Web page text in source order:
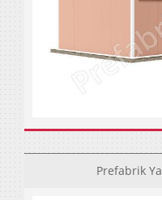
Prefabrik